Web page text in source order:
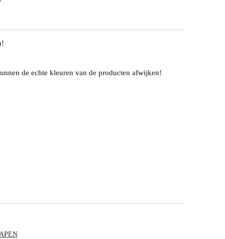
de echte kleuren van de producten afwijken!